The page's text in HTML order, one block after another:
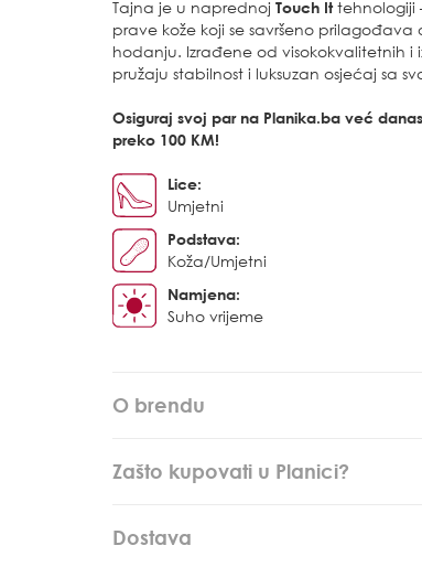
Tajna je u naprednoj Touch Ittehnologiji
prave kože koji se savršeno
hodanju. Izrađene od visokokvalitetnih i
pružaju stabilnost i luksuzan osjećaj sa
Osiguraj svoj par na Planika.ba već
preko 100 KM!
Lice:
Umjetni
Podstava:
Koža/Umjetni
Namjena:
Suho vrijeme
O brendu
Zašto kupovati u Planici?
Dostava